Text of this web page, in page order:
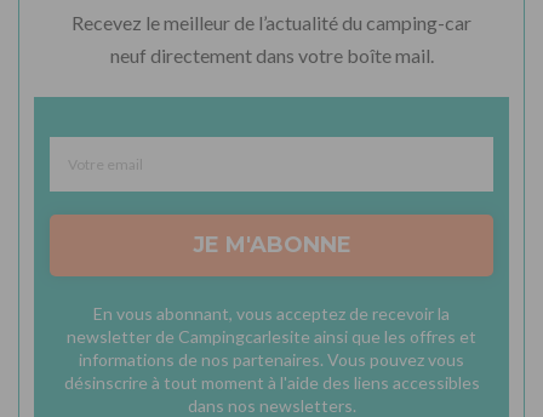
Recevez le meilleur de l’actualité du camping-car
neuf directement dans votre boîte mail.
JE M'ABONNE
En vous abonnant, vous acceptez de recevoir la
newsletter de Campingcarlesite ainsi que les offres et
informations de nos partenaires. Vous pouvez vous
désinscrire à tout moment à l'aide des liens accessibles
dans nos newsletters.